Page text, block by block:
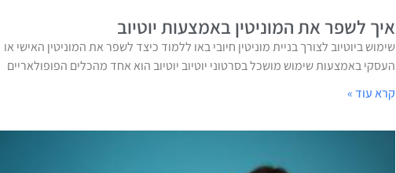
איך לשפר את המוניטין באמצעות יוטיוב
שימוש ביוטיוב לצורך בניית מוניטין חיובי באו ללמוד כיצד לשפר את המוניטין האישי או
העסקי באמצעות שימוש מושכל בסרטוני יוטיוב יוטיוב הוא אחד מהכלים הפופולאריים
קרא עוד »